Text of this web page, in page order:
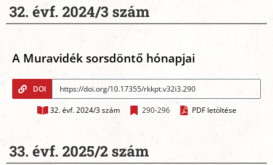
32. évf. 2024/3 szám
A Muravidék sorsdöntő hónapjai
DOI
32. évf. 2024/3 szám 290-296 PDF letöltése
33. évf. 2025/2 szám